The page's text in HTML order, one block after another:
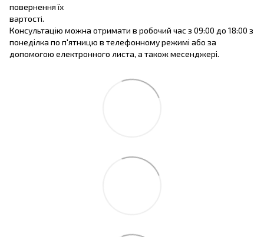
повернення їх
вартості.
Консультацію можна отримати в робочий час з 09:00 до 18:00 з
понеділка по п'ятницю в телефонному режимі або за
допомогою електронного листа, а також месенджері.